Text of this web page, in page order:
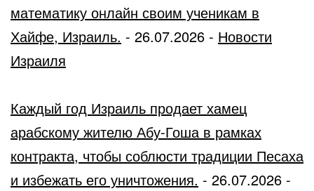
математику онлайн своим ученикам в
Хайфе, Израиль. - 26.07.2026 - Новости
Израиля
Каждый год Израиль продает хамец
арабскому жителю Абу-Гоша в рамках
контракта, чтобы соблюсти традиции Песаха
и избежать его уничтожения. - 26.07.2026 -